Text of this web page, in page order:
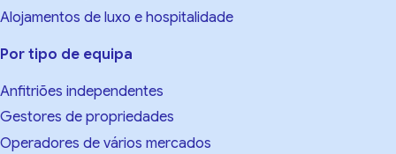
Alojamentos de luxo e hospitalidade
Por tipo de equipa
Anfitriões independentes
Gestores de propriedades
Operadores de vários mercados